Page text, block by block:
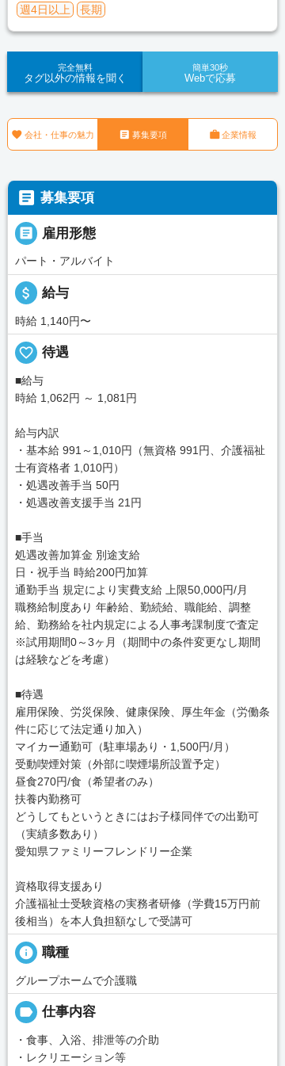
週4日以上 長期
完全無料
タグ以外の情報を聞く
簡単30秒
Webで応募
 会社・仕事の魅力  募集要項 企業情報
 募集要項
 雇用形態
パート・アルバイト
attach_money 給与
時給 1,140円〜
favorite_border 待遇
■給与
時給 1,062円 ～ 1,081円
給与内訳
・基本給 991～1,010円（無資格 991円、介護福祉
士有資格者 1,010円）
・処遇改善手当 50円
・処遇改善支援手当 21円
■手当
処遇改善加算金 別途支給
日・祝手当 時給200円加算
通勤手当 規定により実費支給 上限50,000円/月
職務給制度あり 年齢給、勤続給、職能給、調整
給、勤務給を社内規定による人事考課制度で査定
※試用期間0～3ヶ月（期間中の条件変更なし期間
は経験などを考慮）
■待遇
雇用保険、労災保険、健康保険、厚生年金（労働条
件に応じて法定通り加入）
マイカー通勤可（駐車場あり・1,500円/月）
受動喫煙対策（外部に喫煙場所設置予定）
昼食270円/食（希望者のみ）
扶養内勤務可
どうしてもというときにはお子様同伴での出勤可
（実績多数あり）
愛知県ファミリーフレンドリー企業
資格取得支援あり
介護福祉士受験資格の実務者研修（学費15万円前
後相当）を本人負担額なしで受講可
info 職種
グループホームで介護職
label 仕事内容
・食事、入浴、排泄等の介助
・レクリエーション等